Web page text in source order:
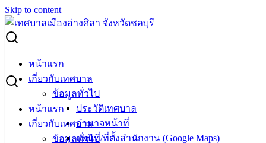
Skip to content
หน้าแรก
เกี่ยวกับเทศบาล
ข้อมูลทั่วไป
ประวัติเทศบาล
อำนาจหน้าที่
แผนที่/ที่ตั้งสำนักงาน (Google Maps)
หน้าแรก
เกี่ยวกับเทศบาล
ข้อมูลทั่วไป
Search for:
ความเข้มงวดและใช้ระบบกล้องวงจรปิดเฝ้าตรวจสอบผู้ลักลอบ
ทิ้งขยะ จับปรับจริงมีโทษตามกฎหมาย.
ความเข้มงวดและใช้ระบบกล้องวงจรปิด
เฝ้าตรวจสอบผู้ลักลอบทิ้งขยะ จับปรับจริงมี